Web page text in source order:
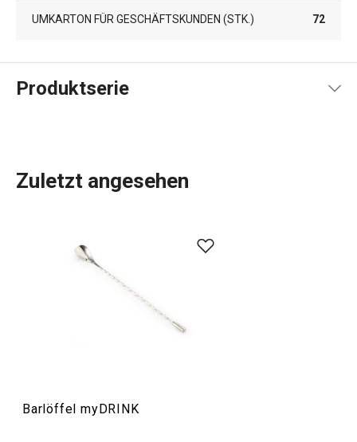
UMKARTON FÜR GESCHÄFTSKUNDEN (STK.) 72
Produktserie
Eiswürfelbereiter
Getränkeautomaten mit
Kohlensäureund Filterkessel. Alles, was Sie zum
Getränken
myDRINK-Sortiment aufgenommen. Unsere
alkoholfreie und alkoholische Getränke
Getränke
Zuletzt angesehen
Barlöffel myDRINK